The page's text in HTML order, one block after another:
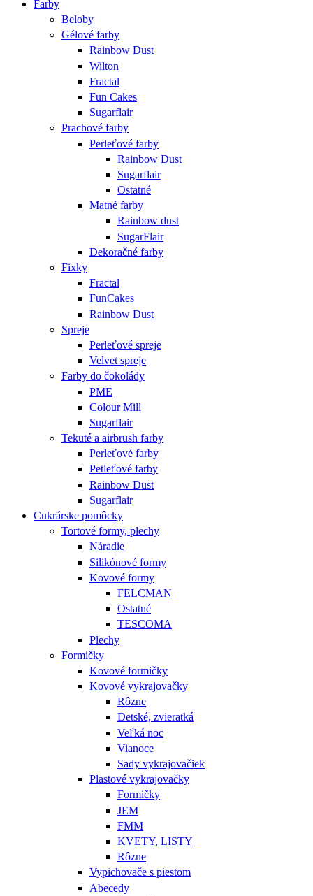
Farby
Beloby
Gélové farby
Rainbow Dust
Wilton
Fractal
Fun Cakes
Sugarflair
Prachové farby
Perleťové farby
Rainbow Dust
Sugarflair
Ostatné
Matné farby
Rainbow dust
SugarFlair
Dekoračné farby
Fixky
Fractal
FunCakes
Rainbow Dust
Spreje
Perleťové spreje
Velvet spreje
Farby do čokolády
PME
Colour Mill
Sugarflair
Tekuté a airbrush farby
Perleťové farby
Petleťové farby
Rainbow Dust
Sugarflair
Cukrárske pomôcky
Tortové formy, plechy
Náradie
Silikónové formy
Kovové formy
FELCMAN
Ostatné
TESCOMA
Plechy
Formičky
Kovové formičky
Kovové vykrajovačky
Rôzne
Detské, zvieratká
Veľká noc
Vianoce
Sady vykrajovačiek
Plastové vykrajovačky
Formičky
JEM
FMM
KVETY, LISTY
Rôzne
Vypichovače s piestom
Abecedy